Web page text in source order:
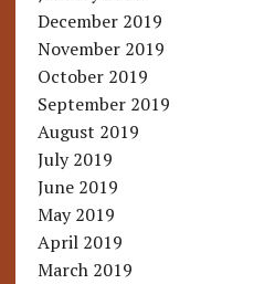
December 2019
November 2019
October 2019
September 2019
August 2019
July 2019
June 2019
May 2019
April 2019
March 2019